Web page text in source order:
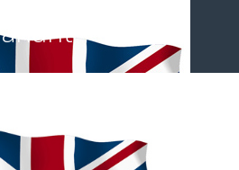
anunt